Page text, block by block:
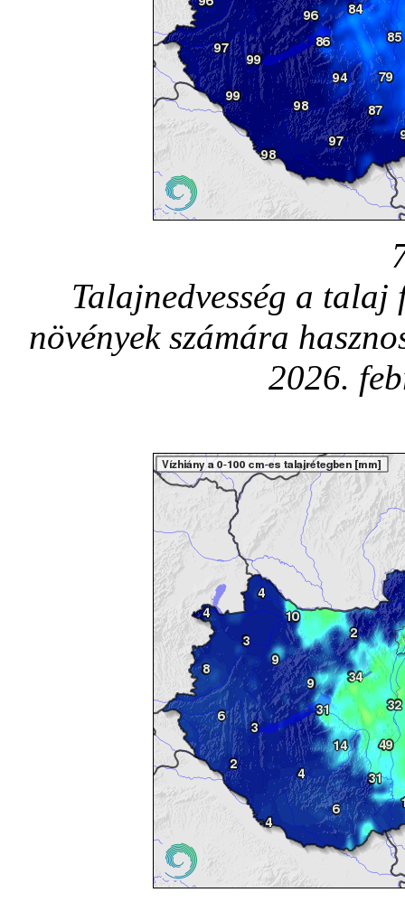
Talajnedvesség a talaj
növények számára
2026.